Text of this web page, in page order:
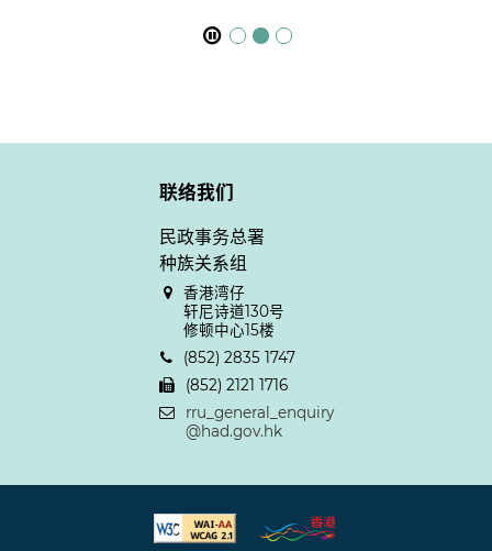
联络我们
民政事务总署
种族关系组
香港湾仔
轩尼诗道130号
修顿中心15楼
(852) 2835 1747
(852) 2121 1716
rru_general_enquiry
@had.gov.hk